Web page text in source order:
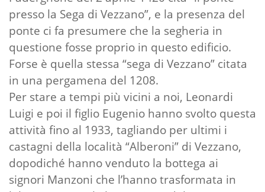
presso la Sega di Vezzano”, e la presenza del
ponte ci fa presumere che la segheria in
questione fosse proprio in questo edificio.
Forse è quella stessa “sega di Vezzano” citata
in una pergamena del 1208.
Per stare a tempi più vicini a noi, Leonardi
Luigi e poi il figlio Eugenio hanno svolto questa
attività fino al 1933, tagliando per ultimi i
castagni della località “Alberoni” di Vezzano,
dopodiché hanno venduto la bottega ai
signori Manzoni che l’hanno trasformata in